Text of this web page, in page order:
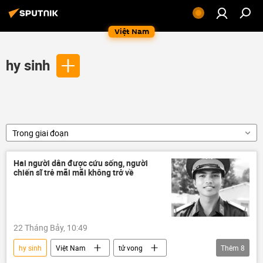
Việt Nam
hy sinh
Trong giai đoạn
Hai người dân được cứu sống, người
chiến sĩ trẻ mãi mãi không trở về
22 Tháng Bảy, 10:49
hy sinh Việt Nam
tử vong
Thêm 8